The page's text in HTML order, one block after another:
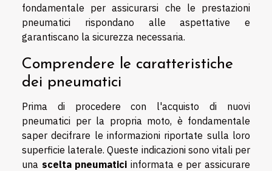
fondamentale per assicurarsi che le prestazioni
pneumatici rispondano alle aspettative e
garantiscano la sicurezza necessaria.
Comprendere le caratteristiche
dei pneumatici
Prima di procedere con l'acquisto di nuovi
pneumatici per la propria moto, è fondamentale
saper decifrare le informazioni riportate sulla loro
superficie laterale. Queste indicazioni sono vitali per
una scelta pneumatici informata e per assicurare